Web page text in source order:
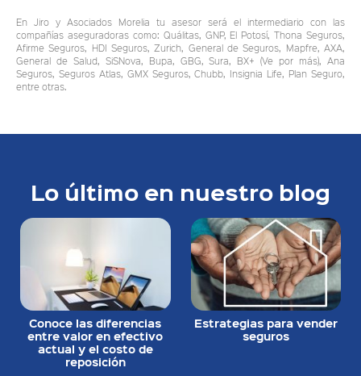
En Jiro y Asociados Morelia tu asesor será el intermediario con las
compañías aseguradoras como: Quálitas, GNP, El Potosí, Thona Seguros,
Afirme Seguros, HDI Seguros, Zurich, General de Seguros, Mapfre, AXA,
General de Salud, SiSNova, Bupa, GBG, Sura, BX+ (Ve por más), Ana
Seguros, Seguros Atlas, GMX Seguros, Chubb, Insignia Life, Plan Seguro,
entre otras.
Lo último en nuestro blog
Conoce las diferencias
entre valor en efectivo
actual y el costo de
reposición
Estrategias para vender
seguros